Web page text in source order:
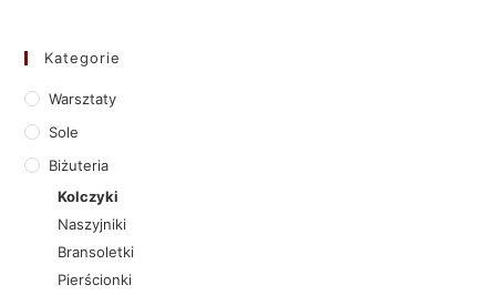
Kategorie
Warsztaty
Sole
Biżuteria
Kolczyki
Naszyjniki
Bransoletki
Pierścionki